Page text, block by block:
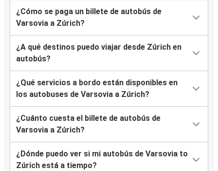
¿Cómo se paga un billete de autobús de
Varsovia a Zúrich?
¿A qué destinos puedo viajar desde Zúrich en
autobús?
¿Qué servicios a bordo están disponibles en
los autobuses de Varsovia a Zúrich?
¿Cuánto cuesta el billete de autobús de
Varsovia a Zúrich?
¿Dónde puedo ver si mi autobús de Varsovia to
Zúrich está a tiempo?